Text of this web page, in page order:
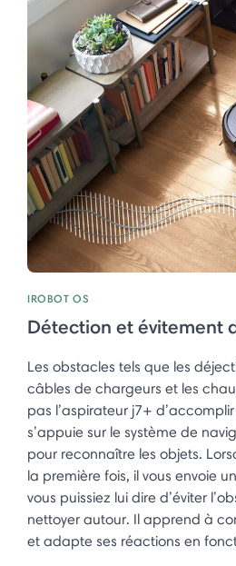
IROBOT OS
Détection et évitement
Les obstacles tels que les
câbles de chargeurs et les
pas l’aspirateur j7+
s’appuie sur le système de
pour reconnaître les objets.
la première fois, il vous envoie
vous puissiez lui dire d’éviter
nettoyer autour. Il apprend à
et adapte ses réactions en